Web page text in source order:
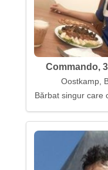
Commando,
Oostkamp,
Bărbat singur care